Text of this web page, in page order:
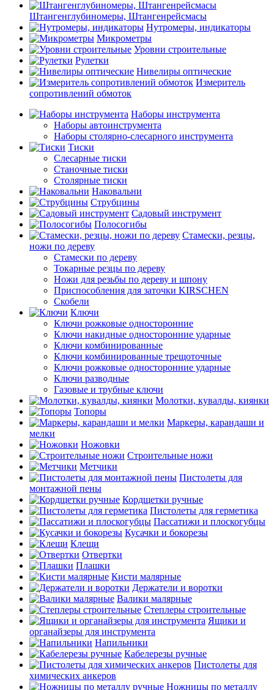
Штангенглубиномеры, Штангенрейсмасы
Нутромеры, индикаторы
Микрометры
Уровни строительные
Рулетки
Нивелиры оптические
Измеритель
сопротивлений обмоток
Наборы инструмента
Наборы автоинструмента
Наборы столярно-слесарного инструмента
Тиски
Слесарные тиски
Станочные тиски
Столярные тиски
Наковальни
Струбцины
Садовый инструмент
Полосогибы
Стамески, резцы,
ножи по дереву
Стамески по дереву
Токарные резцы по дереву
Ножи для резьбы по дереву и шпону
Приспособления для заточки KIRSCHEN
Скобели
Ключи
Ключи рожковые односторонние
Ключи накидные односторонние ударные
Ключи комбинированные
Ключи комбинированные трещоточные
Ключи рожковые односторонние ударные
Ключи разводные
Газовые и трубные ключи
Молотки, кувалды, киянки
Топоры
Маркеры, карандаши и
мелки
Ножовки
Строительные ножи
Метчики
Пистолеты для
монтажной пены
Кордщетки ручные
Пистолеты для герметика
Пассатижи и плоскогубцы
Кусачки и бокорезы
Клещи
Отвертки
Плашки
Кисти малярные
Держатели и воротки
Валики малярные
Степлеры строительные
Ящики и
органайзеры для инструмента
Напильники
Кабелерезы ручные
Пистолеты для
химических анкеров
Ножницы по металлу